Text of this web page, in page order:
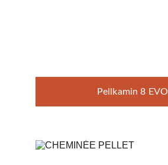
Pellkamin 8 EVO